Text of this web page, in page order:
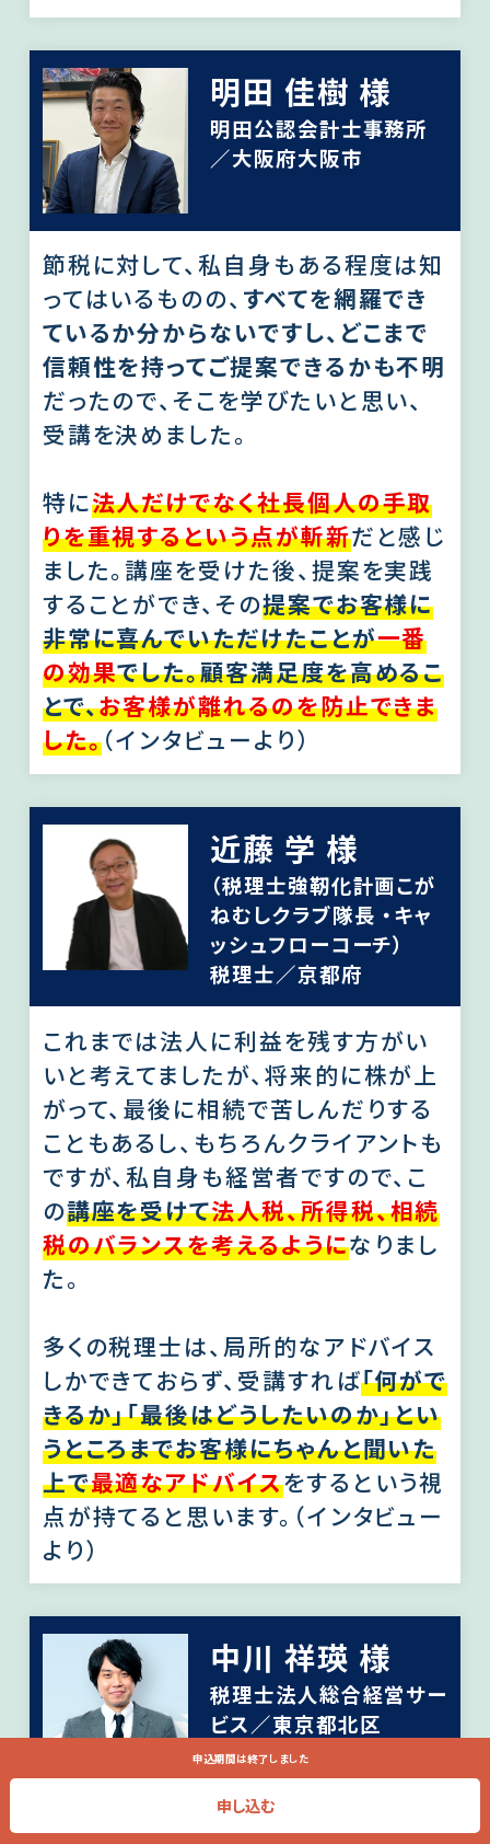
明田 佳樹 様
明田公認会計士事務所
／大阪府大阪市
節税に対して、私自身もある程度は知
ってはいるものの、 すべてを網羅でき
ているか分からないですし、どこまで
信頼性を持ってご提案できるかも不明
だったので、そこを学びたいと思い、
受講を決めました。
特に法人だけでなく社長個人の手取
りを重視するという点が斬新だと感じ
ました。講座を受けた後、提案を実践
することができ、その提案でお客様に
非常に喜んでいただけたことが一番
の効果でした。顧客満足度を高めるこ
とで、お客様が離れるのを防止できま
した。（インタビューより）
近藤 学 様
（税理士強靭化計画こが
ねむしクラブ隊長 ・キャ
ッシュフローコーチ）
税理士／京都府
これまでは法人に利益を残す方がい
いと考えてましたが、将来的に株が上
がって、最後に相続で苦しんだりする
こともあるし、もちろんクライアントも
ですが、私自身も経営者ですので、こ
の講座を受けて法人税、所得税、相続
税のバランスを考えるようになりまし
た。
多くの税理士は、局所的なアドバイス
しかできておらず、受講すれば「何がで
きるか」「最後はどうしたいのか」とい
うところまでお客様にちゃんと聞いた
上で最適なアドバイスをするという視
点が持てると思います。（インタビュー
より）
中川 祥瑛 様
税理士法人総合経営サー
ビス／東京都北区
１回目の講義同様、深い部分まで解説
申込期間は終了しました
申し込む